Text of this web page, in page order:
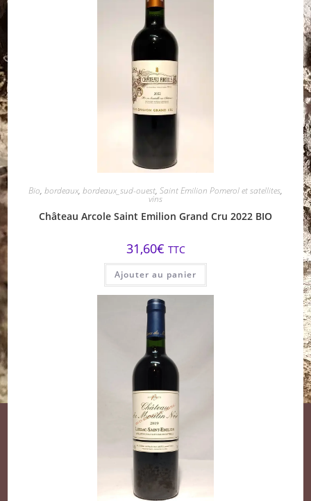
Bio, bordeaux, bordeaux_sud-ouest, Saint Emilion Pomerol et satellites,
vins
Château Arcole Saint Emilion Grand Cru 2022 BIO
31,60€ TTC
Ajouter au panier